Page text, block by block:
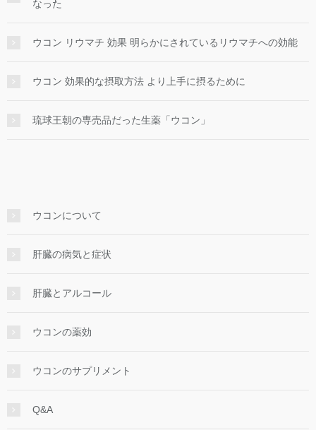
なった
ウコン リウマチ 効果 明らかにされているリウマチへの効能
ウコン 効果的な摂取方法 より上手に摂るために
琉球王朝の専売品だった生薬「ウコン」
ウコンについて
肝臓の病気と症状
肝臓とアルコール
ウコンの薬効
ウコンのサプリメント
Q&A